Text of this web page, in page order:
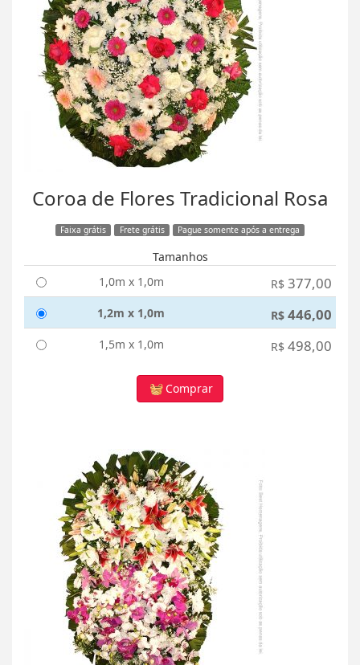
Coroa de Flores Tradicional Rosa
Faixa grátis Frete grátis Pague somente após a entrega
Tamanhos
1,0m x 1,0m
R$ 377,00
1,2m x 1,0m R$ 446,00
1,5m x 1,0m R$ 498,00
Comprar